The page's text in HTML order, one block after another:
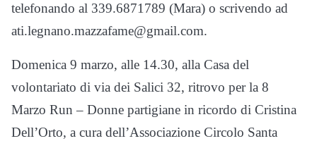
telefonando al 339.6871789 (Mara) o scrivendo ad
ati.legnano.mazzafame@gmail.com.
Domenica 9 marzo, alle 14.30, alla Casa del
volontariato di via dei Salici 32, ritrovo per la 8
Marzo Run – Donne partigiane in ricordo di Cristina
Dell’Orto, a cura dell’Associazione Circolo Santa